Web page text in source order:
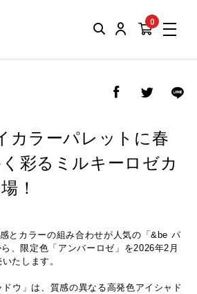
0
カラーパレットに春
彩るミルキーロゼカ
！
とカラーの組み合わせが⼈気の「&be パ
、限定⾊「アンバーロゼ」を2026年2⽉
たします。
ドウ」は、質感の異なる⾼発⾊アイシャド